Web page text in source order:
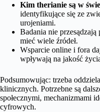
Kim therianie są w
identyfikujące się ze
urojeniami.
Badania nie
mieć wiele źródeł.
Wsparcie online i fora
wpływają na jakość
Podsumowując: trzeba
klinicznych. Potrzebne są
społecznymi, mechanizmami
cyfrowych.